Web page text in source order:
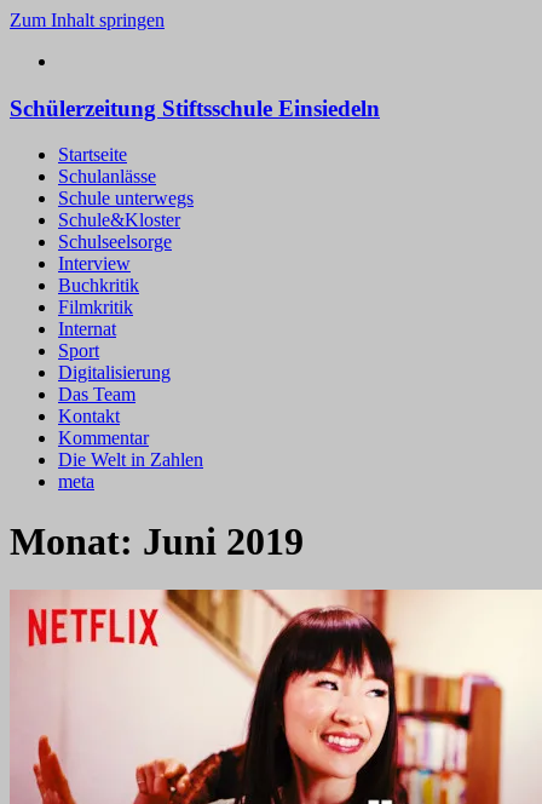
Zum Inhalt springen
Schülerzeitung Stiftsschule Einsiedeln
Startseite
Schulanlässe
Schule unterwegs
Schule&Kloster
Schulseelsorge
Interview
Buchkritik
Filmkritik
Internat
Sport
Digitalisierung
Das Team
Kontakt
Kommentar
Die Welt in Zahlen
meta
Monat: Juni 2019